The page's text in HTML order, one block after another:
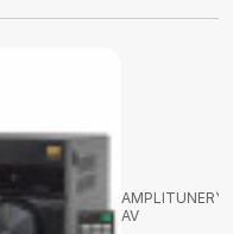
AMPLITUNERY
AV